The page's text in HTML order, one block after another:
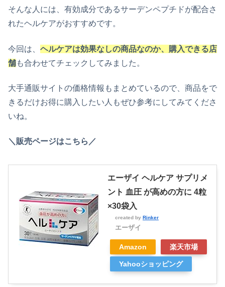
そんな人には、有効成分であるサーデンペプチドが配合さ
れたヘルケアがおすすめです。
今回は、 ヘルケアは効果なしの商品なのか、購入できる店
舗も合わせてチェックしてみました。
大手通販サイトの価格情報もまとめているので、商品をで
きるだけお得に購入したい人もぜひ参考にしてみてくださ
いね。
＼販売ページはこちら／
エーザイ ヘルケア サプリメ
ント 血圧 が高めの方に 4粒
×30袋入
created by Rinker
エーザイ
Amazon 楽天市場
Yahooショッピング